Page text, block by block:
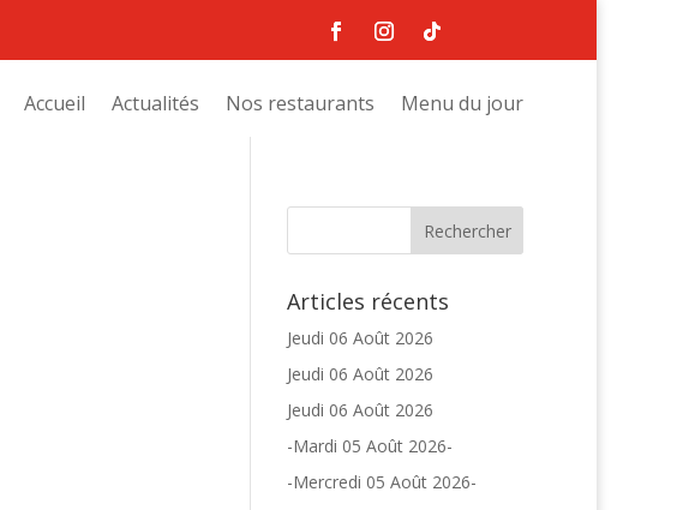
Accueil Actualités Nos restaurants Menu du jour
Articles récents
Jeudi 06 Août 2026
Jeudi 06 Août 2026
Jeudi 06 Août 2026
-Mardi 05 Août 2026-
-Mercredi 05 Août 2026-